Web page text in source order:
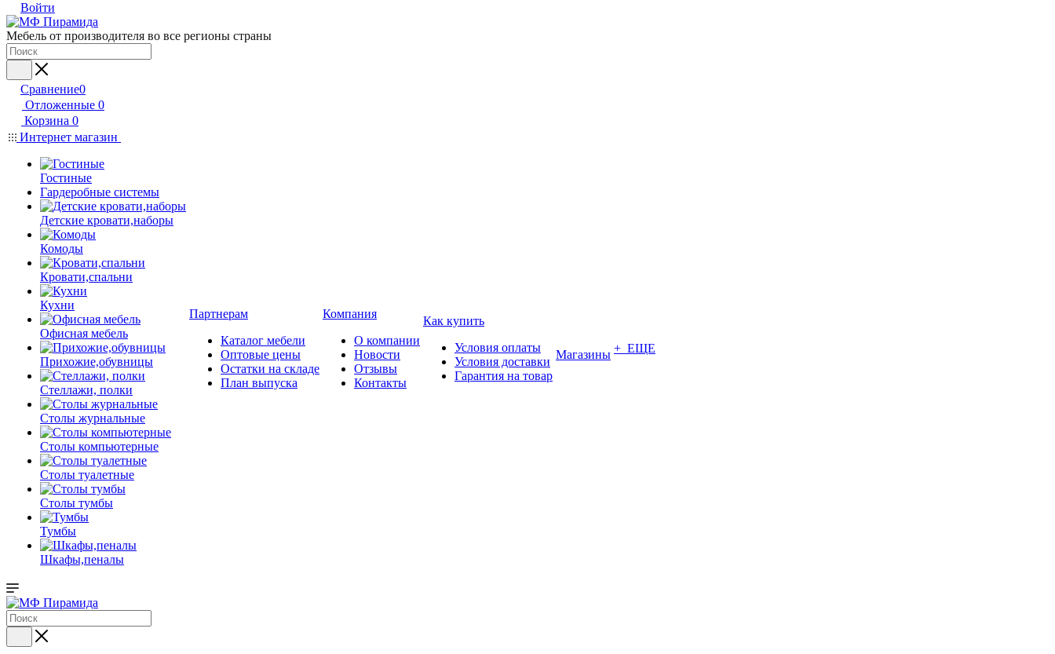
Войти
Мебель от производителя во все регионы страны
Сравнение0
Отложенные 0
Корзина 0
Интернет магазин
Гостиные
Гардеробные системы
Детские кровати,наборы
Комоды
Кровати,спальни
Кухни
Офисная мебель
Прихожие,обувницы
Стеллажи, полки
Столы журнальные
Столы компьютерные
Столы туалетные
Столы тумбы
Тумбы
Шкафы,пеналы
Партнерам
Каталог мебели
Оптовые цены
Остатки на складе
План выпуска
Компания
О компании
Новости
Отзывы
Контакты
Как купить
Условия оплаты
Условия доставки
Гарантия на товар
Магазины + ЕЩЕ